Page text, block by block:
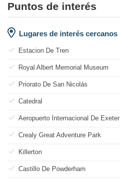
Puntos de interés
Lugares de interés cercanos
Estacion De Tren
Royal Albert Memorial Museum
Priorato De San Nicolás
Catedral
Aeropuerto Internacional De Exeter
Crealy Great Adventure Park
Killerton
Castillo De Powderham